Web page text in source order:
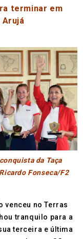
terminar em
da Taça
Fonseca/F2
venceu no Terras
tranquilo para a
terceira e última